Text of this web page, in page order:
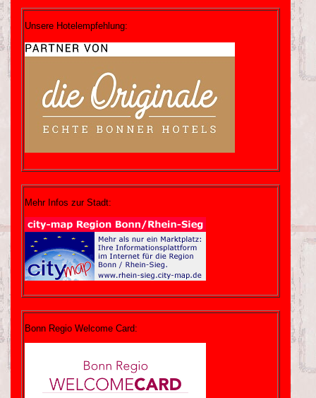
Unsere Hotelempfehlung:
Mehr Infos zur Stadt:
Bonn Regio Welcome Card: